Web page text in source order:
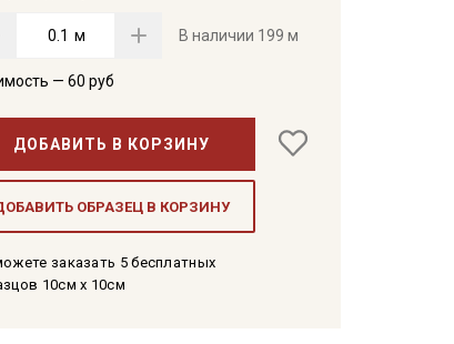
м В наличии 199 м
— 60 руб
ДОБАВИТЬ В КОРЗИНУ
ОБРАЗЕЦ В КОРЗИНУ
заказать 5 бесплатных
10см x 10см